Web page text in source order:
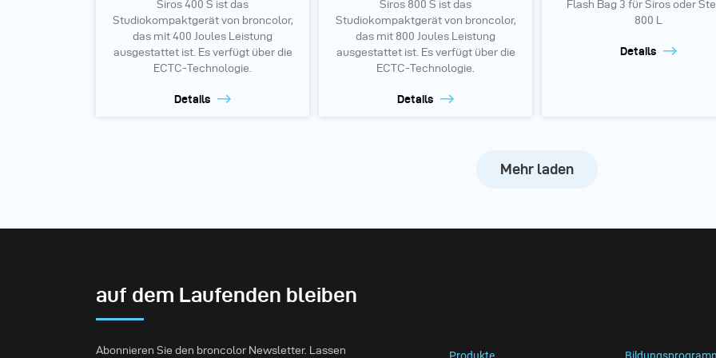
Siros 400 S ist das
Studiokompaktgerät von broncolor,
das mit 400 Joules Leistung
ausgestattet ist. Es verfügt über die
ECTC-Technologie.
Details
Siros 800 S ist das
Studiokompaktgerät von broncolor,
das mit 800 Joules Leistung
ausgestattet ist. Es verfügt über die
ECTC-Technologie.
Details
Flash Bag 3 für Siros oder
800 L
Details
Mehr laden
auf dem Laufenden bleiben
Abonnieren Sie den broncolor Newsletter. Lassen